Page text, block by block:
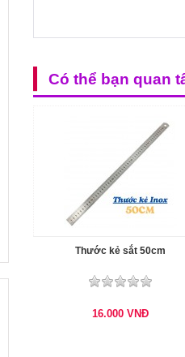
Có thể bạn quan
Thước kẻ sắt 50cm
16.000 VNĐ